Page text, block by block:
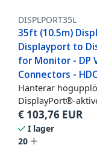
DISPLPORT35L
35ft (10.5m)
Displayport to
for Monitor - DP
Connectors -
Hanterar
DisplayPort®-
€ 103,76 EUR
I lager
20